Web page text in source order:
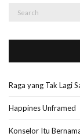
Search
Raga yang Tak Lagi
Happines Unframed
Konselor Itu